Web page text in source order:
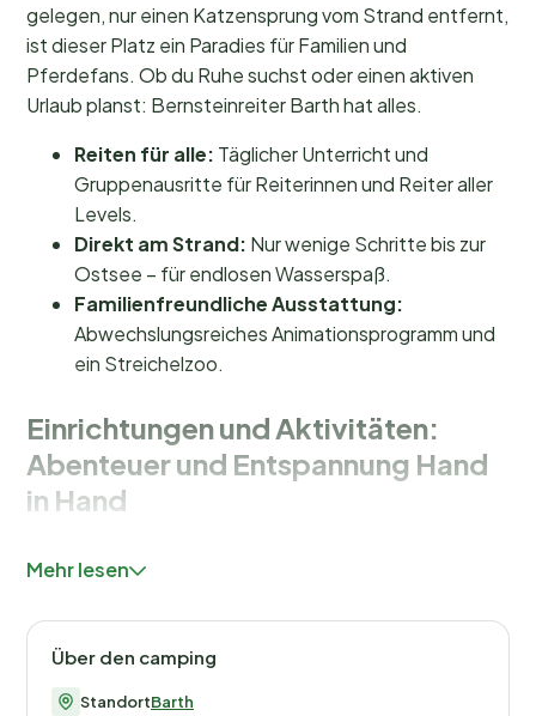
gelegen, nur einen Katzensprung vom Strand entfernt,
ist dieser Platz ein Paradies für Familien und
Pferdefans. Ob du Ruhe suchst oder einen aktiven
Urlaub planst: Bernsteinreiter Barth hat alles.
Reiten für alle: Täglicher Unterricht und
Gruppenausritte für Reiterinnen und Reiter aller
Levels.
Direkt am Strand: Nur wenige Schritte bis zur
Ostsee – für endlosen Wasserspaß.
Familienfreundliche Ausstattung:
Abwechslungsreiches Animationsprogramm und
ein Streichelzoo.
Einrichtungen und Aktivitäten:
Abenteuer und Entspannung Hand
in Hand
Komfort. Für die Kleinen gibt es einen großen
stundenlang vergnügen können. Das
abwechslungsreiche Animationsprogramm sorgt dafür,
dass Kinder und Jugendliche keine Langeweile haben.
Mehr lesen
Über den camping
StandortBarth